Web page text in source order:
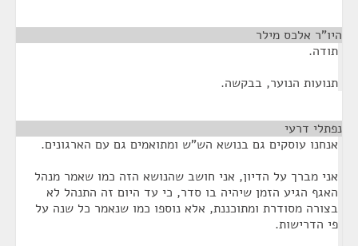
היו"ר אלכס מילר
תודה.
תנועות הנוער, בבקשה.
נפתלי דרעי
אנחנו עוסקים גם בנושא הש"ש ומתואמים גם עם הארגונים.
אני מברך על הדיון, אני חושב שהנושא הזה כמו שאמר מנהל
האגף הגיע הזמן שיהיה בו סדר, כי עד היום זה התנהל לא
בצורה מסודרת ומתוכננת, אלא נוספו כמו שנאמר כל שנה על
פי הדרישות.